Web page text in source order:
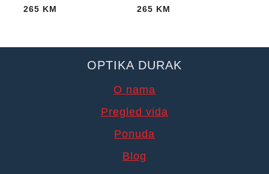
265 KM 265 KM
OPTIKA DURAK
O nama
Pregled vida
Ponuda
Blog